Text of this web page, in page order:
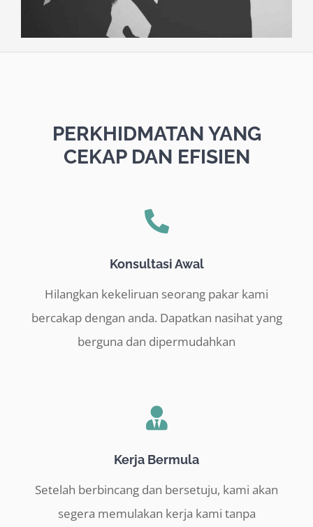
PERKHIDMATAN YANG
CEKAP DAN EFISIEN
Konsultasi Awal
Hilangkan kekeliruan seorang pakar kami
bercakap dengan anda. Dapatkan nasihat yang
berguna dan dipermudahkan
Kerja Bermula
Setelah berbincang dan bersetuju, kami akan
segera memulakan kerja kami tanpa